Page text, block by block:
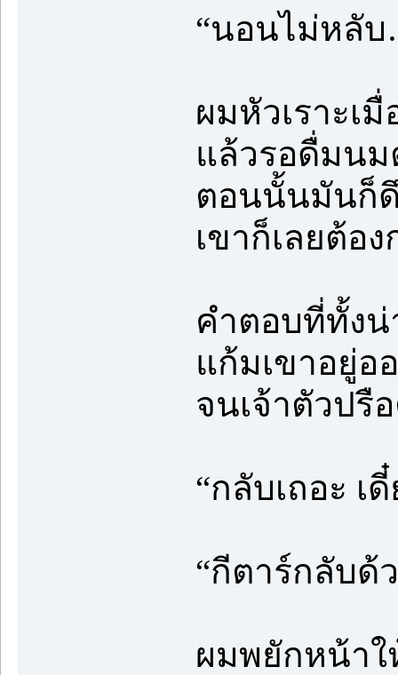
“นอนไม่หลั
ผมหัวเราะเ
แล้วรอดื่มน
ตอนนั้นมันก็
เขาก็เลยต้อ
คำตอบที่ทั้ง
แก้มเขาอยู่อ
จนเจ้าตัวปรื
“กลับเถอะ เ
“กีตาร์กลับด้
ผมพยักหน้า